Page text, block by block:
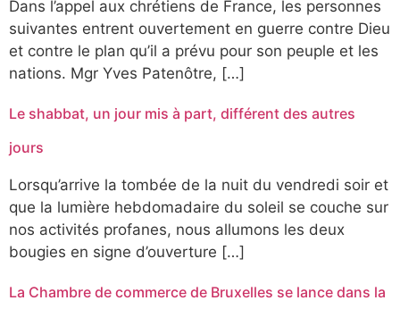
Dans l’appel aux chrétiens de France, les personnes
suivantes entrent ouvertement en guerre contre Dieu
et contre le plan qu’il a prévu pour son peuple et les
nations. Mgr Yves Patenôtre, […]
Le shabbat, un jour mis à part, différent des autres
jours
Lorsqu’arrive la tombée de la nuit du vendredi soir et
que la lumière hebdomadaire du soleil se couche sur
nos activités profanes, nous allumons les deux
bougies en signe d’ouverture […]
La Chambre de commerce de Bruxelles se lance dans la